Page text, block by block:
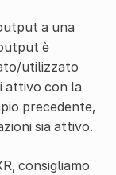
a una
è
utilizzato
attivo con la
precedente,
sia attivo.
consigliamo